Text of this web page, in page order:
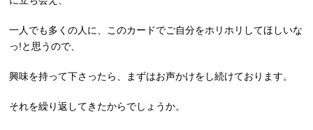
一人でも多くの人に、このカードでご自分をホリホリしてほしいな
っ!と思うので、
興味を持って下さったら、まずはお声かけをし続けております。
それを繰り返してきたからでしょうか。